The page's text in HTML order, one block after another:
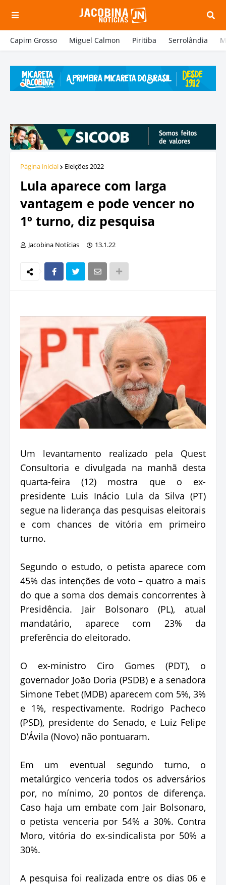
Capim Grosso Miguel Calmon Piritiba Serrolândia
Página inicial Eleições 2022
Lula aparece com larga
vantagem e pode vencer no
1º turno, diz pesquisa
Jacobina Notícias 13.1.22
Um levantamento realizado pela Quest
Consultoria e divulgada na manhã desta
quarta-feira (12) mostra que o ex-
presidente Luis Inácio Lula da Silva (PT)
segue na liderança das pesquisas eleitorais
e com chances de vitória em primeiro
turno.
Segundo o estudo, o petista aparece com
45% das intenções de voto – quatro a mais
do que a soma dos demais concorrentes à
Presidência. Jair Bolsonaro (PL), atual
mandatário, aparece com 23% da
preferência do eleitorado.
O ex-ministro Ciro Gomes (PDT), o
governador João Doria (PSDB) e a senadora
Simone Tebet (MDB) aparecem com 5%, 3%
e 1%, respectivamente. Rodrigo Pacheco
(PSD), presidente do Senado, e Luiz Felipe
D’Ávila (Novo) não pontuaram.
Em um eventual segundo turno, o
metalúrgico venceria todos os adversários
por, no mínimo, 20 pontos de diferença.
Caso haja um embate com Jair Bolsonaro,
o petista venceria por 54% a 30%. Contra
Moro, vitória do ex-sindicalista por 50% a
30%.
A pesquisa foi realizada entre os dias 06 e